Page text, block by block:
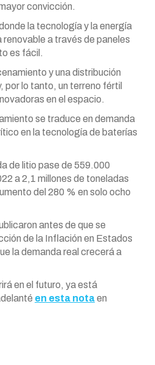
convicción.
la tecnología y la energía
renovable a través de paneles
es fácil.
y una distribución
lo tanto, un terreno fértil
en el espacio.
se traduce en demanda
en la tecnología de baterías
de litio pase de 559.000
a 2,1 millones de toneladas
del 280 % en solo ocho
antes de que se
de la Inflación en Estados
la demanda real crecerá a
en el futuro, ya está
en esta notaen